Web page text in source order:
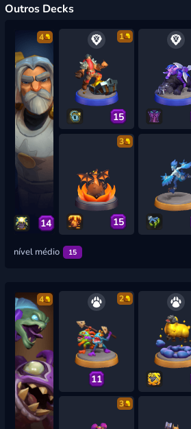
Outros Decks
4
14
1
15
3
15
nível médio 15
4 2
11
3